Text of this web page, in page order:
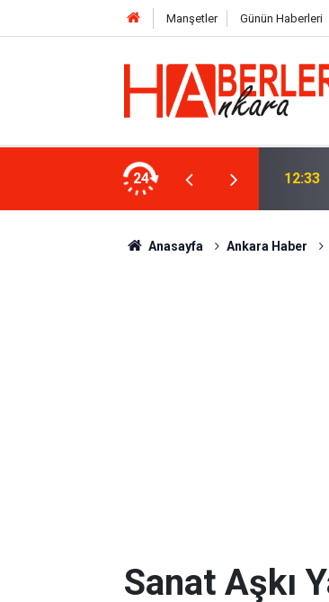
Manşetler Günün Haberleri
24
2026! Bayram Primi, Erzak Yardımı ve
12:33
Anasayfa Ankara Haber
Sanat Aşkı